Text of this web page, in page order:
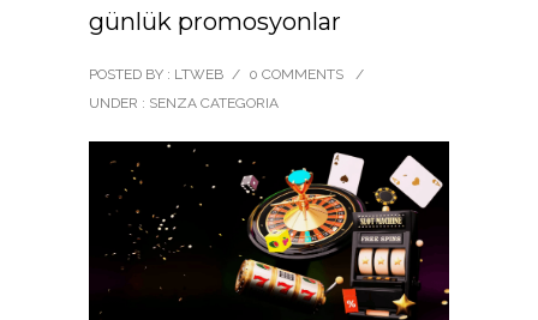
günlük promosyonlar
POSTED BY : LTWEB / 0 COMMENTS
/
UNDER : SENZA CATEGORIA